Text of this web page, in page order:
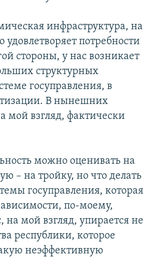
инфраструктура, на
удовлетворяет потребности
стороны, у нас возникает
структурных
госуправления, в
В нынешних
мой взгляд, фактически
можно оценивать на
– на тройку, но что делать
госуправления, которая
по-моему,
на мой взгляд, упирается не
республики, которое
неэффективную